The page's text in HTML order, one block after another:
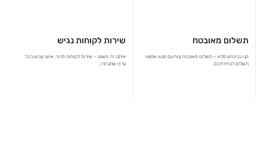
שירות לקוחות נגיש
איתנו זה פשוט – שירות לקוחות מהיר, אישי ונגיש בכל
ערוץ שתבחרו.
תשלום מאובטח
קנו בביטחון מלא – תשלום מאובטח ונוח עם מגוון אמצעי
תשלום לבחירתכם.